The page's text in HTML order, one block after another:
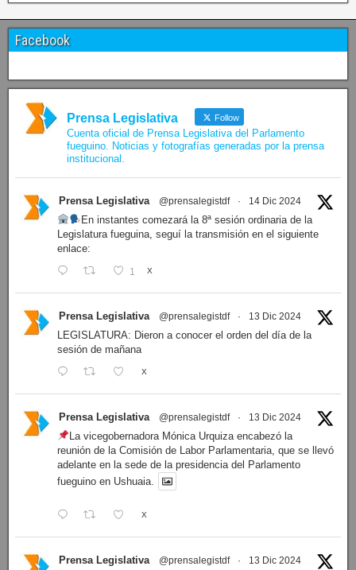
Facebook
Prensa Legislativa Follow
Cuenta oficial de Prensa Legislativa del Parlamento
fueguino. Noticias y fotografías generadas por la prensa
institucional.
Prensa Legislativa @prensalegistdf · 14 Dic 2024
En instantes comezará la 8ª sesión ordinaria de la
Legislatura fueguina, seguí la transmisión en el siguiente
enlace:
1 X
Prensa Legislativa @prensalegistdf · 13 Dic 2024
LEGISLATURA: Dieron a conocer el orden del día de la
sesión de mañana
X
Prensa Legislativa @prensalegistdf · 13 Dic 2024
La vicegobernadora Mónica Urquiza encabezó la
reunión de la Comisión de Labor Parlamentaria, que se llevó
adelante en la sede de la presidencia del Parlamento
fueguino en Ushuaia.
X
Prensa Legislativa @prensalegistdf · 13 Dic 2024